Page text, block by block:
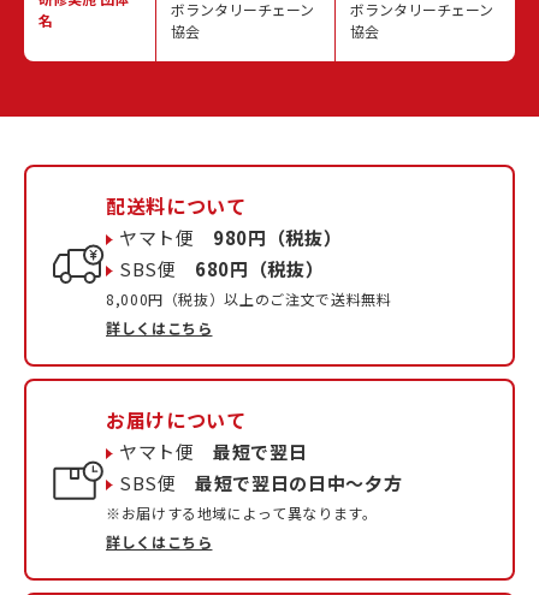
名
ボランタリーチェーン
協会
ボランタリーチェーン
協会
配送料について
ヤマト便 980円（税抜）
SBS便 680円（税抜）
8,000円（税抜）以上のご注文で送料無料
詳しくはこちら
お届けについて
ヤマト便最短で翌日
SBS便最短で翌日の日中〜夕方
※お届けする地域によって異なります。
詳しくはこちら